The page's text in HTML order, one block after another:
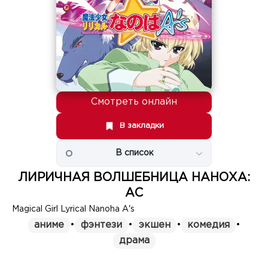
Смотреть онлайн
В закладки
В список
ЛИРИЧНАЯ ВОЛШЕБНИЦА НАНОХА:
АС
Magical Girl Lyrical Nanoha A's
аниме • фэнтези • экшен • комедия
•
драма